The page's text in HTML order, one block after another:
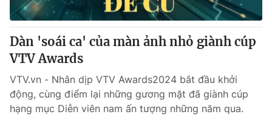
® Cấm sao chép dưới mọi hình thức nếu không có sự chấp
thuận bằng văn bản. Ghi rõ nguồn VTV.vn khi phát hành lại
thông tin từ website này.
Dàn 'soái ca' của màn ảnh nhỏ giành cúp
VTV Awards
VTV.vn - Nhân dịp VTV Awards2024 bắt đầu khởi
động, cùng điểm lại những gương mặt đã giành cúp
hạng mục Diễn viên nam ấn tượng những năm qua.